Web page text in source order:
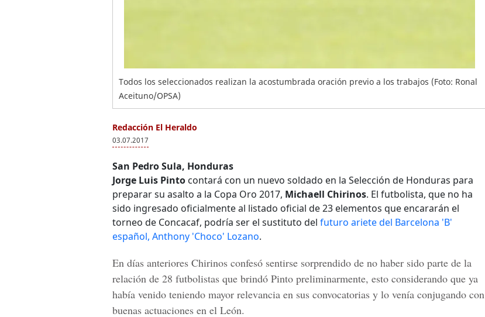
Todos los seleccionados realizan la acostumbrada oración previo a los trabajos (Foto: Ronal
Aceituno/OPSA)
Redacción El Heraldo
03.07.2017
San Pedro Sula, Honduras
Jorge Luis Pinto contará con un nuevo soldado en la Selección de Honduras para
preparar su asalto a la Copa Oro 2017, Michaell Chirinos. El futbolista, que no ha
sido ingresado oficialmente al listado oficial de 23 elementos que encararán el
torneo de Concacaf, podría ser el sustituto del futuro ariete del Barcelona 'B'
español, Anthony 'Choco' Lozano.
En días anteriores Chirinos confesó sentirse sorprendido de no haber sido parte de la
relación de 28 futbolistas que brindó Pinto preliminarmente, esto considerando que ya
había venido teniendo mayor relevancia en sus convocatorias y lo venía conjugando con
buenas actuaciones en el León.